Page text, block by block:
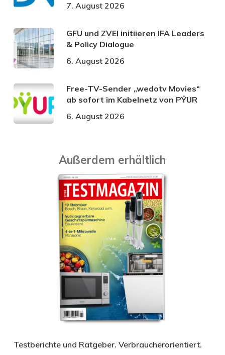
7. August 2026
GFU und ZVEI initiieren IFA Leaders
& Policy Dialogue
6. August 2026
Free-TV-Sender „wedotv Movies“
ab sofort im Kabelnetz von PŸUR
6. August 2026
Außerdem erhältlich
Testberichte und Ratgeber. Verbraucherorientiert.